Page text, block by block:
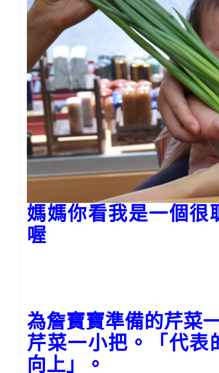
媽媽你看我是一個很
喔
為詹寶寶準備的芹菜
芹菜一小把。「代表
向上」。